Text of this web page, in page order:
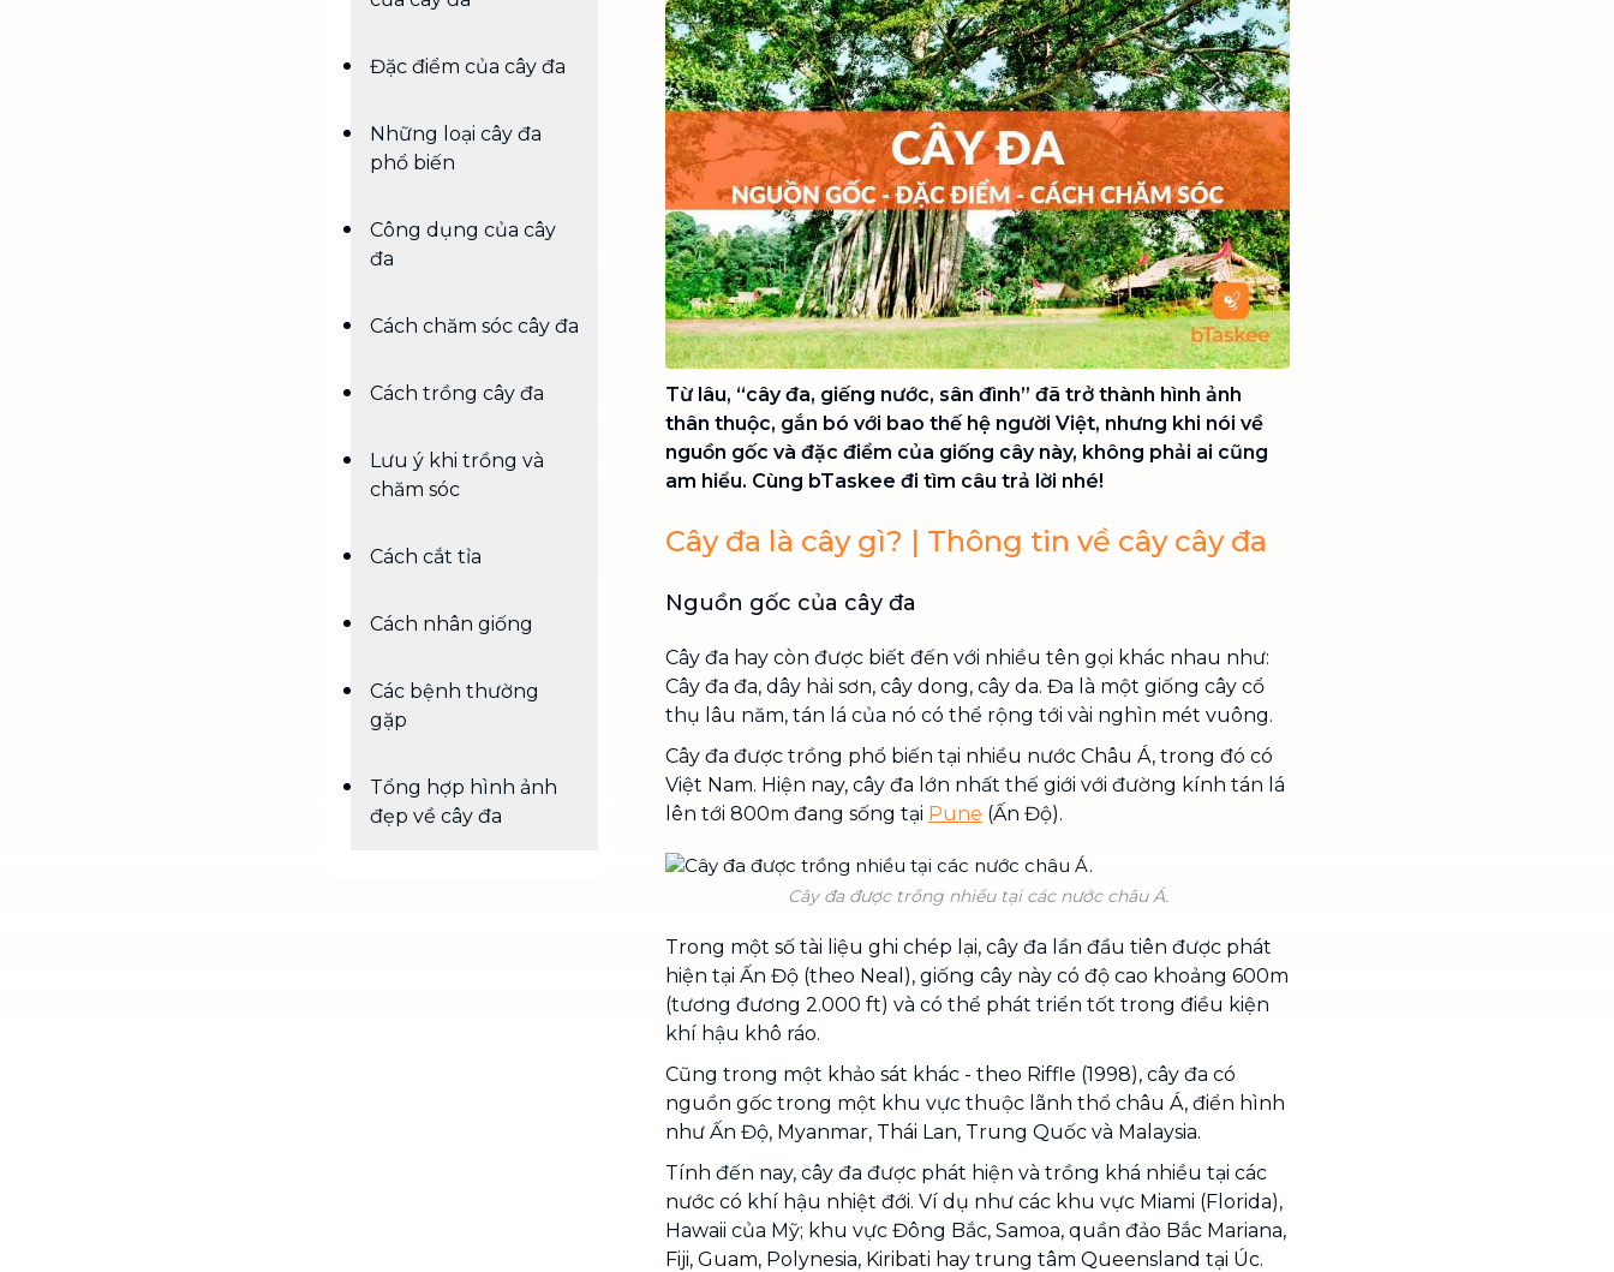
Chuyển nhà trọn gói, không lo dọn
dẹp nơi đi nơi đến
Vệ sinh công nghiệp NEW
Vệ sinh chuyên nghiệp cho văn
phòng, nhà xưởng, công trình lớn
Đặc điểm của cây đa
Những loại cây đa
phổ biến
Công dụng của cây
đa
Cách chăm sóc cây đa
Cách trồng cây đa
Lưu ý khi trồng và
chăm sóc
Cách cắt tỉa
Cách nhân giống
Các bệnh thường
gặp
Tổng hợp hình ảnh
đẹp về cây đa
Từ lâu, “cây đa, giếng nước, sân đình” đã trở thành hình ảnh
thân thuộc, gắn bó với bao thế hệ người Việt, nhưng khi nói về
nguồn gốc và đặc điểm của giống cây này, không phải ai cũng
am hiểu. Cùng bTaskee đi tìm câu trả lời nhé!
Cây đa là cây gì? | Thông tin về cây cây đa
Nguồn gốc của cây đa
Cây đa hay còn được biết đến với nhiều tên gọi khác nhau như:
Cây đa đa, dây hải sơn, cây dong, cây da. Đa là một giống cây cổ
thụ lâu năm, tán lá của nó có thể rộng tới vài nghìn mét vuông.
Cây đa được trồng phổ biến tại nhiều nước Châu Á, trong đó có
Việt Nam. Hiện nay, cây đa lớn nhất thế giới với đường kính tán lá
lên tới 800m đang sống tại Pune (Ấn Độ).
Cây đa được trồng nhiều tại các nước châu Á.
Trong một số tài liệu ghi chép lại, cây đa lần đầu tiên được phát
hiện tại Ấn Độ (theo Neal), giống cây này có độ cao khoảng 600m
(tương đương 2.000 ft) và có thể phát triển tốt trong điều kiện
khí hậu khô ráo.
Cũng trong một khảo sát khác - theo Riffle (1998), cây đa có
nguồn gốc trong một khu vực thuộc lãnh thổ châu Á, điển hình
như Ấn Độ, Myanmar, Thái Lan, Trung Quốc và Malaysia.
Tính đến nay, cây đa được phát hiện và trồng khá nhiều tại các
nước có khí hậu nhiệt đới. Ví dụ như các khu vực Miami (Florida),
Hawaii của Mỹ; khu vực Đông Bắc, Samoa, quần đảo Bắc Mariana,
Fiji, Guam, Polynesia, Kiribati hay trung tâm Queensland tại Úc.